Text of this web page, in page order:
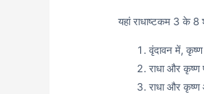
यहां राधाष्टकम 3 के 8
वृंदावन में,
राधा और
राधा और